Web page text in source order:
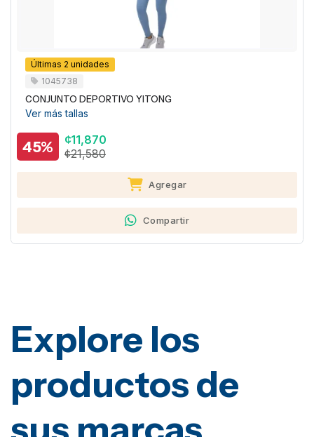
Últimas 2 unidades
1045735
CONJUNTO DEPORTIVO LA KOTTEE
Ver más tallas
45%
¢10,890
¢19,800
Agregar
Compartir
Explore los
productos de